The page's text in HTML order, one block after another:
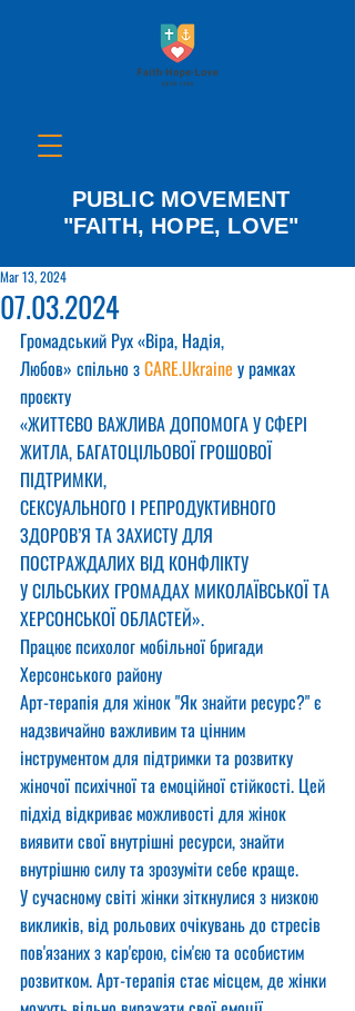
PUBLIC MOVEMENT
"FAITH, HOPE, LOVE"
07.03.2024
Mar 13, 2024
Громадський Рух «Віра, Надія,
Любов» спільно з CARE.Ukraine у рамках
проєкту
«ЖИТТЄВО ВАЖЛИВА ДОПОМОГА У СФЕРІ
ЖИТЛА, БАГАТОЦІЛЬОВОЇ ГРОШОВОЇ
ПІДТРИМКИ,
СЕКСУАЛЬНОГО І РЕПРОДУКТИВНОГО
ЗДОРОВ’Я ТА ЗАХИСТУ ДЛЯ
ПОСТРАЖДАЛИХ ВІД КОНФЛІКТУ
У СІЛЬСЬКИХ ГРОМАДАХ МИКОЛАЇВСЬКОЇ ТА
ХЕРСОНСЬКОЇ ОБЛАСТЕЙ».
Працює психолог мобільної бригади
Херсонського району
Арт-терапія для жінок "Як знайти ресурс?" є
надзвичайно важливим та цінним
інструментом для підтримки та розвитку
жіночої психічної та емоційної стійкості. Цей
підхід відкриває можливості для жінок
виявити свої внутрішні ресурси, знайти
внутрішню силу та зрозуміти себе краще.
У сучасному світі жінки зіткнулися з низкою
викликів, від рольових очікувань до стресів
пов'язаних з кар'єрою, сім'єю та особистим
розвитком. Арт-терапія стає місцем, де жінки